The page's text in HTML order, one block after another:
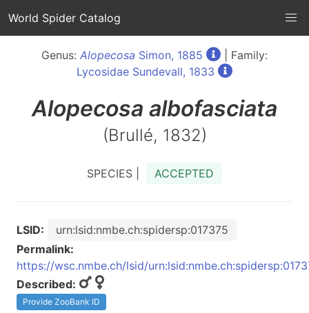
World Spider Catalog
Genus: Alopecosa Simon, 1885
| Family:
Lycosidae Sundevall, 1833
Alopecosa albofasciata
(Brullé, 1832)
SPECIES | ACCEPTED
LSID:
urn:lsid:nmbe.ch:spidersp:017375
Permalink:
https://wsc.nmbe.ch/lsid/
Described:
Provide ZooBank ID